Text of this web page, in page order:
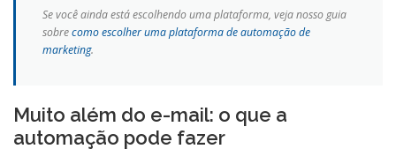
Se você ainda está escolhendo uma plataforma, veja nosso guia
sobrecomo escolher uma plataforma de automação de
marketing.
Muito além do e-mail: o que a
automação pode fazer